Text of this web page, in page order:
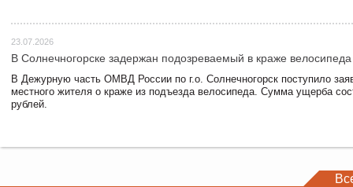
23.07.2026
В Солнечногорске задержан подозреваемый в краже велосипеда
В Дежурную часть ОМВД России по г.о. Солнечногорск поступило
местного жителя о краже из подъезда велосипеда. Сумма ущерба
рублей.